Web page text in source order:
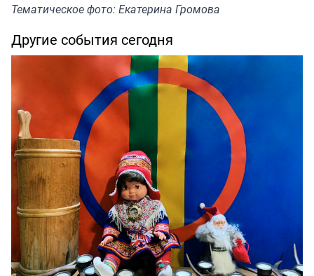
Тематическое фото: Екатерина Громова
Другие события сегодня